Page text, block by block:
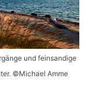
und feinsandige
©Michael Amme